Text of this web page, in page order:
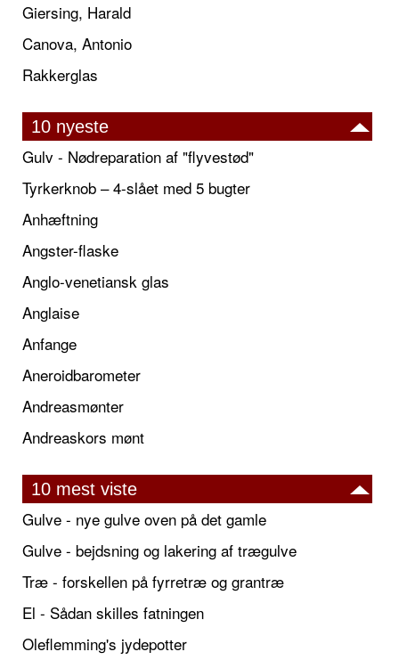
Giersing, Harald
Canova, Antonio
Rakkerglas
10 nyeste
Gulv - Nødreparation af "flyvestød"
Tyrkerknob – 4-slået med 5 bugter
Anhæftning
Angster-flaske
Anglo-venetiansk glas
Anglaise
Anfange
Aneroidbarometer
Andreasmønter
Andreaskors mønt
10 mest viste
Gulve - nye gulve oven på det gamle
Gulve - bejdsning og lakering af trægulve
Træ - forskellen på fyrretræ og grantræ
El - Sådan skilles fatningen
Oleflemming's jydepotter